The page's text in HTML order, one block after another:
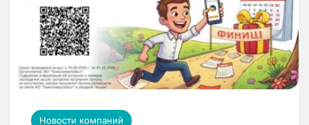
Новости компаний